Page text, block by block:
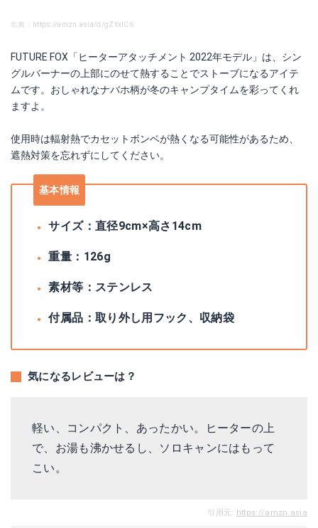
出典：https://amzn.asia/d/gZYxlC6
FUTURE FOX「ヒーターアタッチメント 2022年モデル」は、シン
グルバーナーの上部にのせて熱することでストーブになるアイテ
ムです。おしゃれなナバホ柄が冬のキャンプタイムを彩ってくれ
ますよ。
使用時は輻射熱でカセットボンベが熱くなる可能性があるため、
遮熱対策を忘れずにしてください。
基本情報
サイズ：直径9cm×高さ14cm
重量：126g
素材等：ステンレス
付属品：取り外し用フック、収納袋
気になるレビューは？
軽い、コンパクト、あったかい。ヒーターの上
で、お湯も沸かせるし、ソロキャンにはもって
こい。
引用元: https://amzn.asia